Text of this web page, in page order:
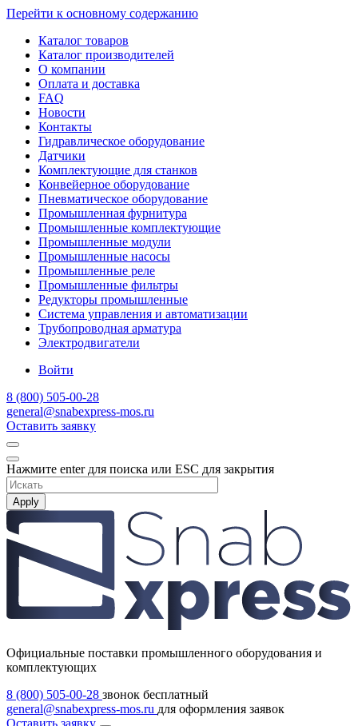
Перейти к основному содержанию
Каталог товаров
Каталог производителей
О компании
Оплата и доставка
FAQ
Новости
Контакты
Гидравлическое оборудование
Датчики
Комплектующие для станков
Конвейерное оборудование
Пневматическое оборудование
Промышленная фурнитура
Промышленные комплектующие
Промышленные модули
Промышленные насосы
Промышленные реле
Промышленные фильтры
Редукторы промышленные
Система управления и автоматизации
Трубопроводная арматура
Электродвигатели
Войти
8 (800) 505-00-28
general@snabexpress-mos.ru
Оставить заявку
Нажмите enter для поиска или ESC для закрытия
Apply
Официальные поставки промышленного оборудования и
комплектующих
8 (800) 505-00-28 звонок бесплатный
general@snabexpress-mos.ru для оформления заявок
Оставить заявку